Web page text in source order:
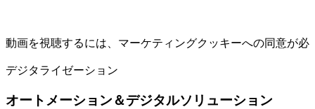
動画を視聴するには、マーケティングクッキーへの同意が必
デジタライゼーション
オートメーション＆デジタルソリューション